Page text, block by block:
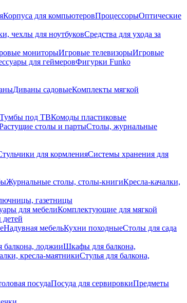
Корпуса для компьютеровПроцессорыОптические
чехлы для ноутбуковСредства для ухода за
мониторыИгровые телевизорыИгровые
для геймеровФигурки Funko
Диваны садовыеКомплекты мягкой
Тумбы под ТВКомоды пластиковые
столы и партыСтолы, журнальные
для кормленияСистемы хранения для
Журнальные столы, столы-книгиКресла-качалки,
газетницы
для мебелиКомплектующие для мягкой
детей
Надувная мебельКухни походныеСтолы для сада
балкона, лоджииШкафы для балкона,
кресла-маятникиСтулья для балкона,
посудаПосуда для сервировкиПредметы